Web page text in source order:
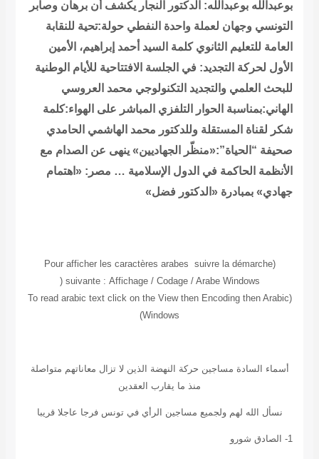
بوعبدالله بوعبدالله: الدكتور النجار يكشف أن برهان وصابر
التونسي وجهان لعملة واحدة النفطي حولة:تحية للنقابة
العامة للتعليم الثانويكلمة السيد أحمد إبراهيم، الأمين
الأول لحركة التجديد: في الجلسة الافتتاحية للأيام الوطنية
للبحث العلمي والتجديد التكنولوجي محمد العروسي
الهاني:بمناسبة الحوار التلفزي المباشر على الهواء:كلمة
شكر لقناة المستقلة وللدكتور محمد الهاشمي الحامدي
صحيفة “الحياة”:«منظّر الجهاديين» ينهى عن الصدام مع
الأنظمة الحاكمة في الدول الإسلامية … مصر: «اهتمام
جهادي» بمبادرة «الدكتور فضل»
(Pour afficher les caractères arabes suivre la démarche
suivante: Affichage / Codage / Arabe Windows
(
(To read
arabic text click on the View then Encoding then Arabic
Windows)
أسماء السادة مساجين حركة النهضة الذين لا تزال معاناتهم متواصلة
منذ ما يقارب العقدين
نسأل الله لهم ولجميع مساجين الرأي في تونس فرجا عاجلا قريبا
1- الصادق شورو